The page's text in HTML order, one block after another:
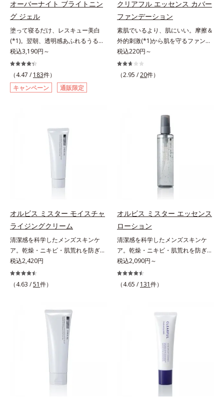
リーで、徹底的に肌に寄り添いま
す。*1 乾燥と敏感をくり返すこと
*2 敏感肌対象連用テスト済（すべ
ての方のお肌に合うということでは
ありません）*3 乾燥して敏感に感
じやすい状態のこと*4 発酵アミノ
酸（ポリグルタミン酸）配合＝乾燥
を防ぎ、うるおいに満ちた肌へ導く
保湿成分、植物由来アミノ酸（エル
た角層にうるおいを与え、肌荒れを
じみ感をUP。化粧水前に使うこと
で、普段の化粧水の手ごたえをより
実感できる、しっとり整った肌状態
へ。化粧水前に2プッシュ使うだけ
で、うるおいのすき間にぐんぐん入
り込み、うるおいで満ち満ちたハリ
のある美肌へと整えます。*1 クチ
－２０）アルキルグルコシドの組み
合わせが初（2023年4月 Mintel社デ
ータベースによる当社調べ）*2 う
るおい不足など*3 お手入れのファ
ーストステップのこと*4 細胞間脂
質に類似した構造*5 保湿成分
オーバーナイト ブライトニン
グ ジェル
塗って寝るだけ、レスキュー美白
(*1)。翌朝、透明感あふれるうるぷ
る肌を叶える、お守り涼感ジェルパ
ック。紫外線を浴びた日の夜は、ひ
んやり気持ちいいジェルでお肌をレ
スキュー！ メラニンの産生指令が
活発になる夜の肌環境に着目して、
せると、シートマスクのようにピタ
ッと密着。水ハリ膜が肌のうるおい
をキープしながら、やわらかさをア
ップ。美白(*1)と保湿の両方にアプ
ローチする「トラネキサム酸-
SG(*3)」、肌荒れや日焼けによる肌
ン酸ジカリウム(*4)」など、たっぷ
りの保湿成分が浸透しやすい肌環境
を叶えます。はじめはピタッと密着
するテクスチャーは、肌になじむご
とにもっちり質感に、最後はなめら
かな水膜へと3変化。普段の保湿液
をこのジェルにおきかえて塗って眠
るだけで、うるおいながらもベタつ
生成を抑え、シミ・ソバカスを防ぐ
*2 美白（メラニンの生成を抑え、
シミ・ソバカスを防ぐ）と保湿のこ
と*3 明るく澄んだ肌を目指す保湿
リチン酸2K各商品の詳しい情報は商
税込3,190円～
（4.47 / 183件）
キャンペーン
通販限定
クリアフル エッセンス カバー
ファンデーション
素肌でいるより、肌にいい。摩擦＆
外的刺激(*1)から肌を守るファンデ
ーション。肌荒れやニキビがある
と、ファンデーションを塗っていい
か悩むもの。とはいえ、素肌のまま
こそ、肌負担が少ない低刺激設計の
ファンデーションで守るのがベス
ト。「クリアフル エッセンス カバ
ー ファンデーション」は紫外線吸
収剤不使用のうえ、敏感肌対象パッ
チテスト済(*2)、ノンコメドジェニ
ックテスト済(*3)で、とことん肌の
ことを考えた設計。さらに美容成分
に包まれた水分保持力の高い粉体や
和漢植物由来成分をはじめとした、
肌をいたわる保湿成分をたっぷり配
合しました。肌にやさしいだけでな
く、毛穴や凸凹、赤みをカバーし
て、自然な陶器肌を叶えます。*1
乾燥など*2 すべての人に皮膚刺激
がおきないというわけではありませ
ん*3 すべての人にコメド（ニキビ
税込220円～
（2.95 /20件）
オルビス ミスター モイスチャ
ライジングクリーム
清潔感を科学したメンズスキンケ
ア。乾燥・ニキビ・肌荒れを防ぎハ
リ・ツヤのある、好印象な清潔透明
肌(*1)へ。オルビスミスターは、男
性の清潔感、爽やかさ、若々しさの
であること(*2)を業界で初めて発見
(*3)。ニキビ・肌荒れ予防有効成分
と保湿成分を新たに配合。これまで
の乾燥・テカリへのケアはそのまま
ローチする進化を遂げました。うる
税込2,420円
（4.63 /51件）
オルビス ミスター エッセンス
ローション
清潔感を科学したメンズスキンケ
ア。乾燥・ニキビ・肌荒れを防ぎハ
リ・ツヤのある、好印象な清潔透明
肌(*1)へ。オルビス ミスターは、男
性の清潔感、爽やかさ、若々しさの
であること(*2)を業界で初めて発見
(*3)。ニキビ・肌荒れ予防有効成分
と保湿成分を新たに配合。これまで
の乾燥・テカリへのケアはそのまま
に、肌荒れ・ニキビ予防など“今”の
ローチする進化を遂げました。うる
おいを逃しやすい男性肌に着目し、
税込2,090円～
（4.65 / 131件）